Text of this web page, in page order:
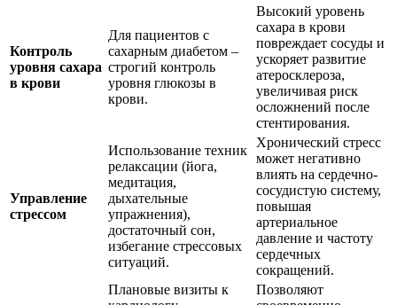
Контроль
уровня сахара
в крови
Для пациентов с
сахарным диабетом –
строгий контроль
уровня глюкозы в
крови.
Высокий уровень
сахара в крови
повреждает сосуды и
ускоряет развитие
атеросклероза,
увеличивая риск
осложнений после
стентирования.
Управление
стрессом
Использование техник
релаксации (йога,
медитация,
дыхательные
упражнения),
достаточный сон,
избегание стрессовых
ситуаций.
Хронический стресс
может негативно
влиять на сердечно-
сосудистую систему,
повышая
артериальное
давление и частоту
сердечных
сокращений.
Плановые визиты к
Позволяют